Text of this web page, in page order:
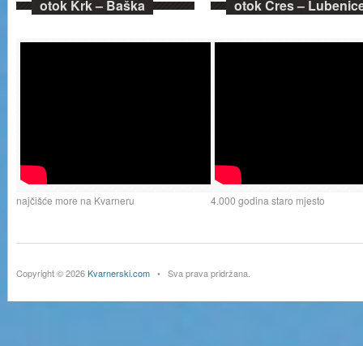
otok Krk – Baška
najčišće more na Kvarneru
otok Cres –
4.000 godina staro mjesto
Copyright © 2026Kvarnerski.com • Sva prava pridržana.